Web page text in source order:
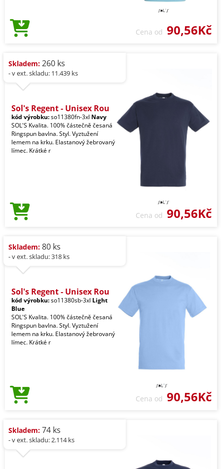
Cena od 90,56Kč
Skladem: 260 ks
- v ext. skladu: 11.439 ks
Sol's Regent - Unisex Rou
kód výrobku:so11380fn-3xl Navy
SOL'S Kvalita. 100% částečně česaná
Ringspun bavlna. Styl. Vyztužení
lemem na krku. Elastanový žebrovaný
límec. Krátké r
Cena od 90,56Kč
Skladem: 80 ks
- v ext. skladu: 318 ks
Sol's Regent - Unisex Rou
kód výrobku:so11380sb-3xl Light
Blue
SOL'S Kvalita. 100% částečně česaná
Ringspun bavlna. Styl. Vyztužení
lemem na krku. Elastanový žebrovaný
límec. Krátké r
Cena od 90,56Kč
Skladem: 74 ks
- v ext. skladu: 2.114 ks